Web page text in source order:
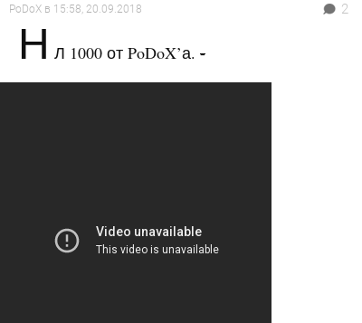
PoDoX в 15:58, 20.09.2018 2
Н Л 1000 от PoDoX’а. -